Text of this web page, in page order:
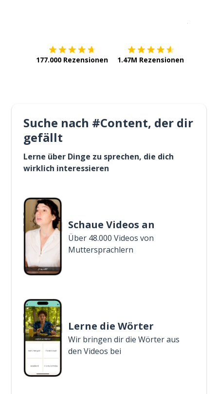
177.000 Rezensionen 1.47M Rezensionen
Suche nach #Content, der dir
gefällt
Lerne über Dinge zu sprechen, die dich
wirklich interessieren
Schaue Videos an
Über 48.000 Videos von
Muttersprachlern
Lerne die Wörter
Wir bringen dir die Wörter aus
den Videos bei